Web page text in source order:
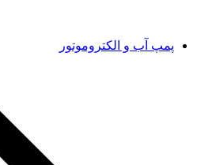
پمپ آب و الکتروموتور